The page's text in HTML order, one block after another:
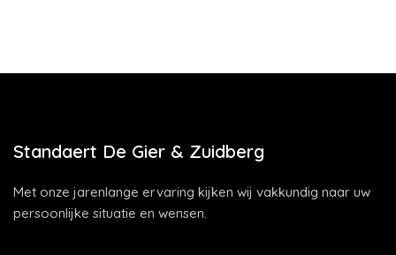
Standaert De Gier & Zuidberg
Met onze jarenlange ervaring kijken wij vakkundig naar uw
persoonlijke situatie en wensen.